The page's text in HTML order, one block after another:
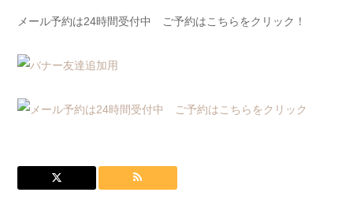
メール予約は24時間受付中 ご予約はこちらをクリック！